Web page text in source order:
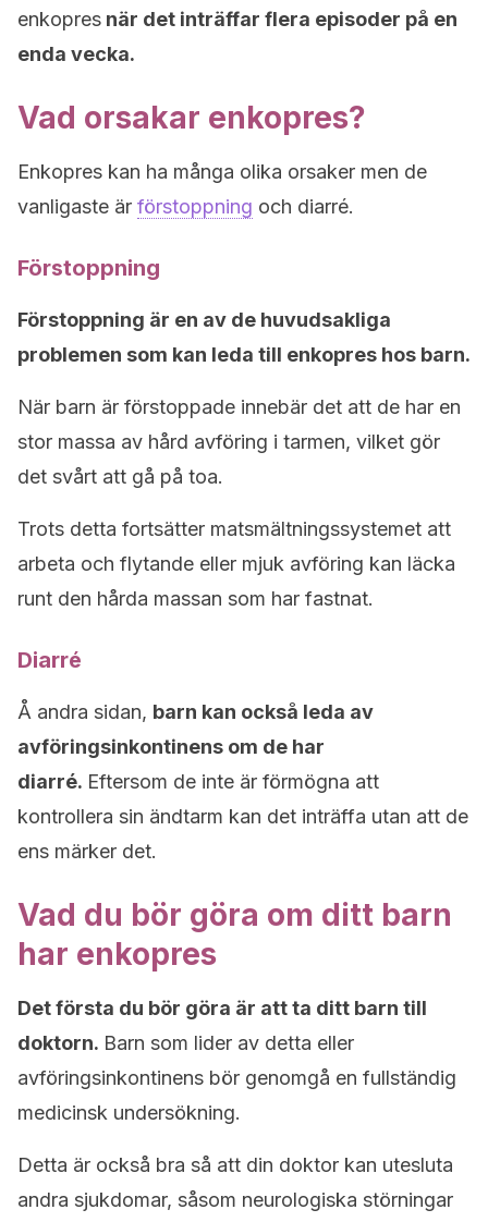
enkopres när det inträffar flera episoder på en
enda vecka.
Vad orsakar enkopres?
Enkopres kan ha många olika orsaker men de
vanligaste är förstoppning och diarré.
Förstoppning
Förstoppning är en av de huvudsakliga
problemen som kan leda till enkopres hos barn.
När barn är förstoppade innebär det att de har en
stor massa av hård avföring i tarmen, vilket gör
det svårt att gå på toa.
Trots detta fortsätter matsmältningssystemet att
arbeta och flytande eller mjuk avföring kan läcka
runt den hårda massan som har fastnat.
Diarré
Å andra sidan, barn kan också leda av
avföringsinkontinens om de har
diarré. Eftersom de inte är förmögna att
kontrollera sin ändtarm kan det inträffa utan att de
ens märker det.
Vad du bör göra om ditt barn
har enkopres
Det första du bör göra är att ta ditt barn till
doktorn. Barn som lider av detta eller
avföringsinkontinens bör genomgå en fullständig
medicinsk undersökning.
Detta är också bra så att din doktor kan utesluta
andra sjukdomar, såsom neurologiska störningar